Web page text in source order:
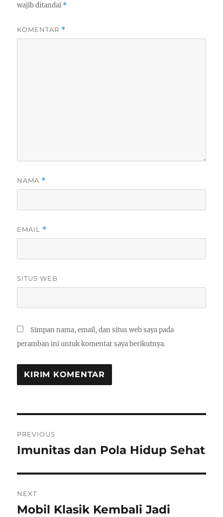
wajib ditandai *
KOMENTAR *
NAMA *
EMAIL *
SITUS WEB
Simpan nama, email, dan situs web saya pada
peramban ini untuk komentar saya berikutnya.
pos
PREVIOUS
Previous
Imunitas dan Pola Hidup Sehat
NEXT
Next
Mobil Klasik Kembali Jadi